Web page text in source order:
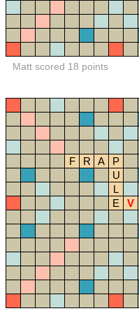
Matt scored 18 points
F R A
P
U
L
E
V